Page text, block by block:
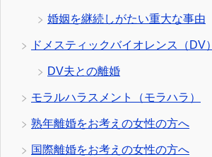
婚姻を継続しがたい重大な事由
ドメスティックバイオレンス（DV）
DV夫との離婚
モラルハラスメント（モラハラ）
熟年離婚をお考えの女性の方へ
国際離婚をお考えの女性の方へ